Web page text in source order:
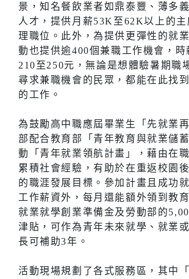
景，知名餐飲業者如鼎泰豐、薄多
人才，提供月薪53K至62K以上的主
理職位。此外，為提供更彈性的就
動也提供逾400個兼職工作機會，時
210至250元，無論是想體驗暑期職
尋求兼職機會的民眾，都能在此找
的工作。
為鼓勵高中職應屆畢業生「先就業
部配合教育部「青年教育與就業儲
動「青年就業領航計畫」，藉由在
累積社會經驗，有助於在重返校園
的職涯發展目標。參加計畫且成功
工作薪資外，每月還能額外領到教
就業就學創業準備金及勞動部的
津貼，可作為青年未來就學、就業
長可補助3年。
活動現場規劃了各式服務區，其中